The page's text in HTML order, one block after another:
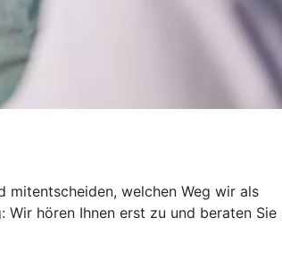
mitentscheiden, welchen Weg wir als
hören Ihnen erst zu und beraten Sie